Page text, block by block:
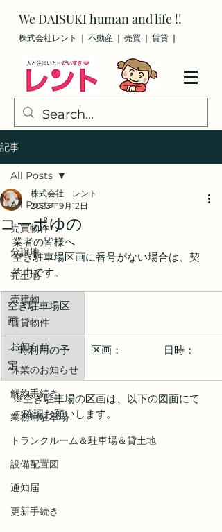
We DAISUKIhuman and life !!
株式会社レント ❘ 不動産 ❘ 売買 ❘ 賃貸 ❘
記事
All Posts
売買物件
分譲地
売土地
売建物
賃貸物件
お知らせ
休業のお知らせ
解約手続き
業務用駐車場
トランクルーム＆駐車場＆貸土地
設備配置図
通知届
更新手続き
All Posts
コーポゆの
株式会社 レント
2023年9月12日
業者の皆様へ
空き駐車場区画に番号がない場合は、契
約中です。
空き駐車場区
画
一時利用の予
定
区画：　　　　日時：
※空き駐車場の区画は、以下の図面にて
ご確認お願いします。